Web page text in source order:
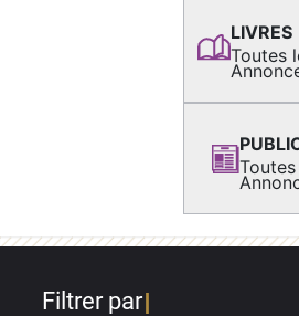
LIVRES
Toutes
Filtrer par